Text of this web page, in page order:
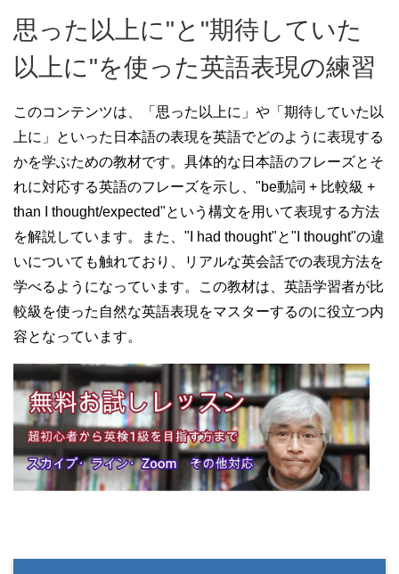
思った以上に"と"期待していた
以上に"を使った英語表現の練習
このコンテンツは、「思った以上に」や「期待していた以
上に」といった日本語の表現を英語でどのように表現する
かを学ぶための教材です。具体的な日本語のフレーズとそ
れに対応する英語のフレーズを示し、"be動詞 + 比較級 +
than I thought/expected"という構文を用いて表現する方法
を解説しています。また、"I had thought"と"I thought"の違
いについても触れており、リアルな英会話での表現方法を
学べるようになっています。この教材は、英語学習者が比
較級を使った自然な英語表現をマスターするのに役立つ内
容となっています。